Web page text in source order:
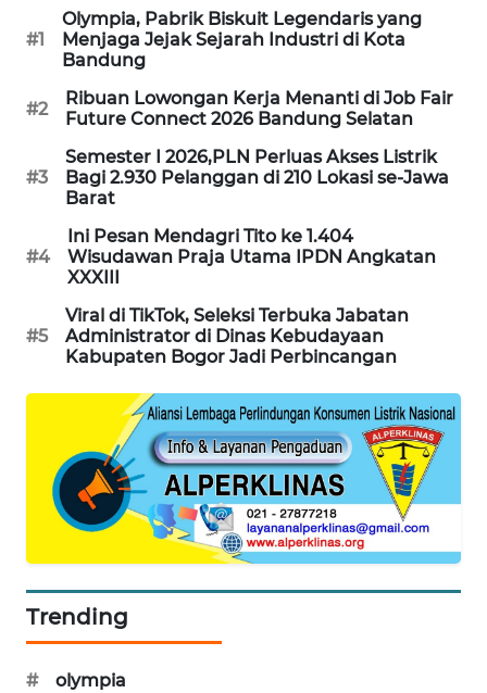
#1
Olympia, Pabrik Biskuit Legendaris yang
Menjaga Jejak Sejarah Industri di Kota
Bandung
#2
Ribuan Lowongan Kerja Menanti di Job Fair
Future Connect 2026 Bandung Selatan
#3
Semester I 2026,PLN Perluas Akses Listrik
Bagi 2.930 Pelanggan di 210 Lokasi se-Jawa
Barat
#4
Ini Pesan Mendagri Tito ke 1.404
Wisudawan Praja Utama IPDN Angkatan
XXXIII
#5
Viral di TikTok, Seleksi Terbuka Jabatan
Administrator di Dinas Kebudayaan
Kabupaten Bogor Jadi Perbincangan
Trending
#
olympia
NEWS
GARONGGANG
NEWS
FISUELRI
ID
ENERGI
NEWS
CILEUNGSI
NEWS
BERKAT
BERAMPU
NEWS